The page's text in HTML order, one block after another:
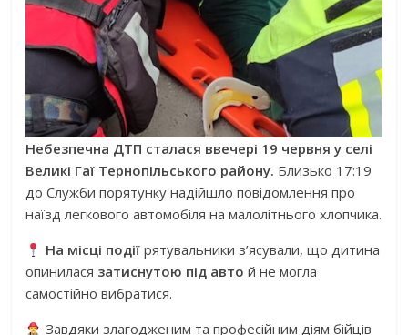
Небезпечна ДТП сталася ввечері 19 червня у селі
Великі Гаї Тернопільського району. Близько 17:19
до Служби порятунку надійшло повідомлення про
наїзд легкового автомобіля на малолітнього хлопчика.
На місці подіїрятувальники з’ясували, що дитина
опинилася затиснутою під авто й не могла
самостійно вибратися.
Завдяки злагодженим та професійним діям бійців